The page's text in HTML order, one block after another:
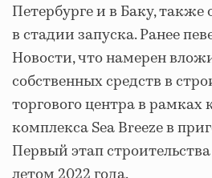
Петербурге и в Баку, также
в стадии запуска. Ранее
Новости, что намерен
собственных средств в
торгового центра в рамках
комплекса Sea Breeze в
Первый этап